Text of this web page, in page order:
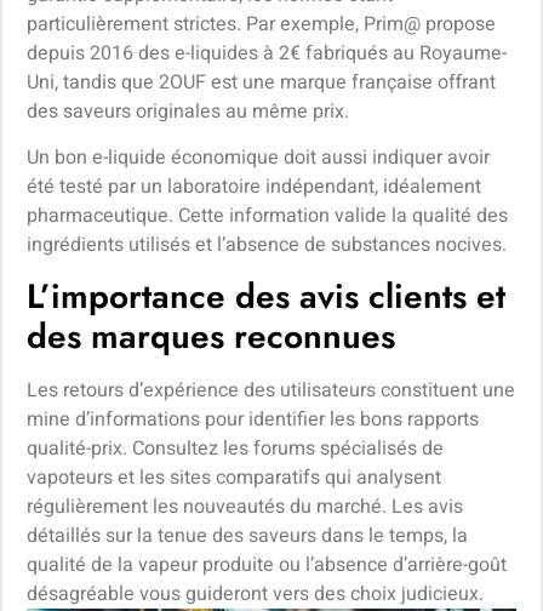
particulièrement strictes. Par exemple, Prim@ propose
depuis 2016 des e-liquides à 2€ fabriqués au Royaume-
Uni, tandis que 2OUF est une marque française offrant
des saveurs originales au même prix.
Un bon e-liquide économique doit aussi indiquer avoir
été testé par un laboratoire indépendant, idéalement
pharmaceutique. Cette information valide la qualité des
ingrédients utilisés et l’absence de substances nocives.
L’importance des avis clients et
des marques reconnues
Les retours d’expérience des utilisateurs constituent une
mine d’informations pour identifier les bons rapports
qualité-prix. Consultez les forums spécialisés de
vapoteurs et les sites comparatifs qui analysent
régulièrement les nouveautés du marché. Les avis
détaillés sur la tenue des saveurs dans le temps, la
qualité de la vapeur produite ou l’absence d’arrière-goût
désagréable vous guideront vers des choix judicieux.